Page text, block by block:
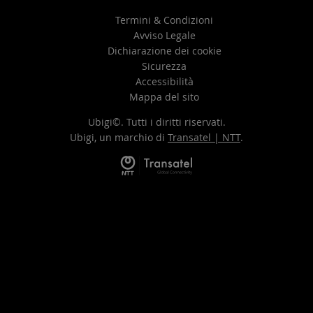
Termini & Condizioni
Avviso Legale
Dichiarazione dei cookie
Sicurezza
Accessibilità
Mappa del sito
Ubigi©. Tutti i diritti riservati.
Ubigi, un marchio di Transatel | NTT.